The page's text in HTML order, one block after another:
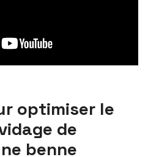
optimiser le
de
benne